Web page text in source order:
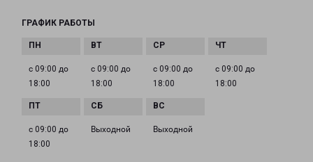
ГРАФИК РАБОТЫ
с 09:00 до
18:00
с 09:00 до
18:00
с 09:00 до
18:00
с 09:00 до
18:00
с 09:00 до
18:00
Выходной Выходной